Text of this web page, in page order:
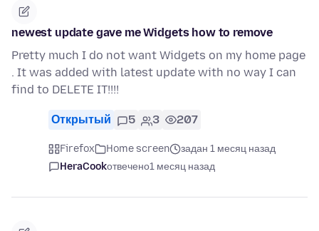
newest update gave me Widgets how to remove
Pretty much I do not want Widgets on my home page
. It was added with latest update with no way I can
find to DELETE IT!!!!
Открытый 5 3 207
Firefox Home screen
задан 1 месяц назад
HeraCookотвечено1 месяц назад